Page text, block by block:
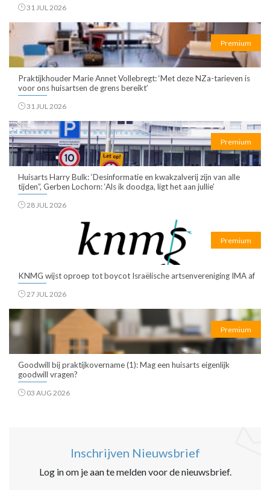
31 JUL 2026
Premium
Praktijkhouder Marie Annet Vollebregt: ‘Met deze NZa-tarieven is
voor ons huisartsen de grens bereikt’
31 JUL 2026
Premium
Huisarts Harry Bulk: ‘Desinformatie en kwakzalverij zijn van alle
tijden”, Gerben Lochorn: ‘Als ik doodga, ligt het aan jullie’
28 JUL 2026
Premium
KNMG wijst oproep tot boycot Israëlische artsenvereniging IMA af
27 JUL 2026
Premium
Goodwill bij praktijkovername (1): Mag een huisarts eigenlijk
goodwill vragen?
03 AUG 2026
Inschrijven Nieuwsbrief
Log in om je aan te melden voor de nieuwsbrief.